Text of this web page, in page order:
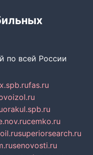
по всей России
fas.ru
orakul.spb.ru
cemko.ru
superiorsearch.ru
senovosti.ru